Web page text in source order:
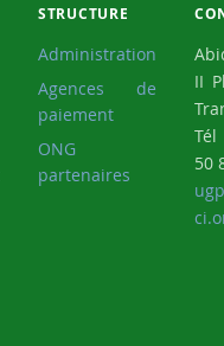
Agences de
paiement
ONG
partenaires
II
50